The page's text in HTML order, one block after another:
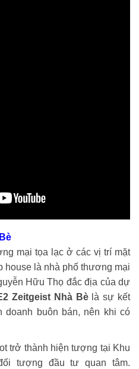
mại tọa lạc ở các vị trí mặt
house là nhà phố thương mại
Hữu Thọ đắc địa của dự
Zeitgeist Nhà Bèlà sự kết
buôn bán, nên khi có
trở thành hiện tượng tại Khu
tượng đầu tư quan tâm.